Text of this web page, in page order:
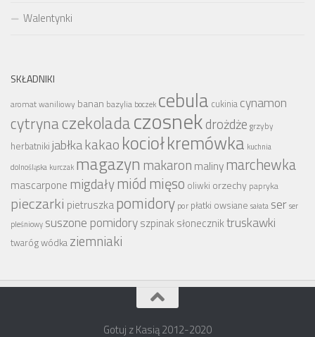
Walentynki
SKŁADNIKI
aromat waniliowy banan bazylia boczek cebula cukinia cynamon
cytrynaczekoladaczosnekdrożdże grzyby
herbatniki jabłkakakao kociołkremówka kuchnia
dolnośląska kurczak magazyn makaron malinymarchewka
mascarpone migdałymiódmięso oliwki orzechy papryka
pieczarki pietruszkapomidory por płatki owsiane sałata serser
pleśniowy suszone pomidoryszpinaksłoneczniktruskawki
twarógwódka ziemniaki
Gotuj z Kasią 2012-2020